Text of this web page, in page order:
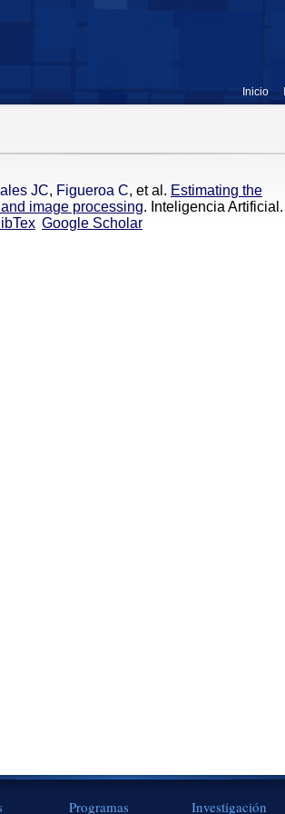
Inicio
JC, Figueroa C, et al. Estimating the
image processing. Inteligencia Artificial.
Google Scholar
Programas Investigación